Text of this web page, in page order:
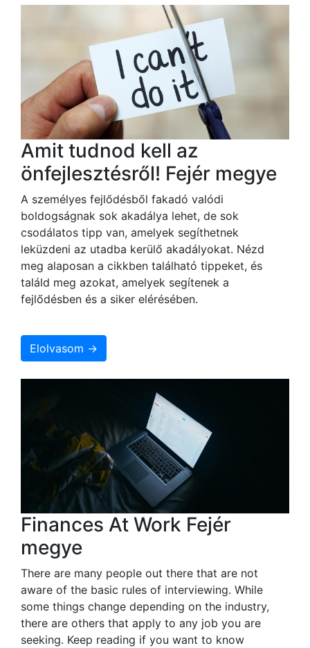
Amit tudnod kell az
önfejlesztésről! Fejér megye
A személyes fejlődésből fakadó valódi
boldogságnak sok akadálya lehet, de sok
csodálatos tipp van, amelyek segíthetnek
leküzdeni az utadba kerülő akadályokat. Nézd
meg alaposan a cikkben található tippeket, és
találd meg azokat, amelyek segítenek a
fejlődésben és a siker elérésében.
Elolvasom →
Finances At Work Fejér
megye
There are many people out there that are not
aware of the basic rules of interviewing. While
some things change depending on the industry,
there are others that apply to any job you are
seeking. Keep reading if you want to know